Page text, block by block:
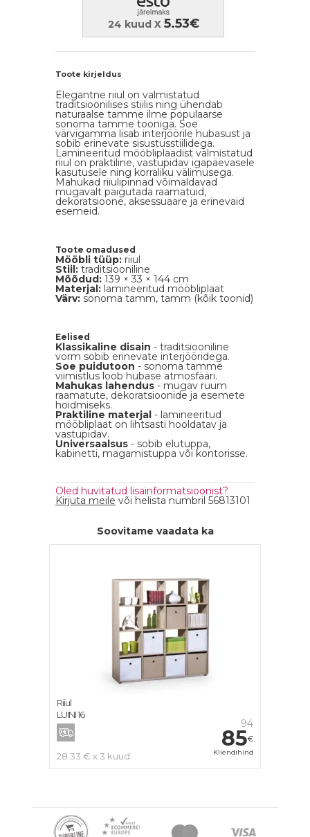
24 kuud X 5.53€
Toote kirjeldus
Elegantne riiul on valmistatud
traditsioonilises stiilis ning ühendab
naturaalse tamme ilme populaarse
sonoma tamme tooniga. Soe
värvigamma lisab interjöörile hubasust ja
sobib erinevate sisustusstiilidega.
Lamineeritud mööbliplaadist valmistatud
riiul on praktiline, vastupidav igapäevasele
kasutusele ning korraliku välimusega.
Mahukad riiulipinnad võimaldavad
mugavalt paigutada raamatuid,
dekoratsioone, aksessuaare ja erinevaid
esemeid.
Toote omadused
Mööbli tüüp: riiul
Stiil: traditsiooniline
Mõõdud: 139 × 33 × 144 cm
Materjal: lamineeritud mööbliplaat
Värv: sonoma tamm, tamm (kõik toonid)
Eelised
Klassikaline disain - traditsiooniline
vorm sobib erinevate interjööridega.
Soe puidutoon - sonoma tamme
viimistlus loob hubase atmosfääri.
Mahukas lahendus - mugav ruum
raamatute, dekoratsioonide ja esemete
hoidmiseks.
Praktiline materjal - lamineeritud
mööbliplaat on lihtsasti hooldatav ja
vastupidav.
Universaalsus - sobib elutuppa,
kabinetti, magamistuppa või kontorisse.
Oled huvitatud lisainformatsioonist?
Kirjuta meile või helista numbril 56813101
Soovitame vaadata ka
94
85€
Kliendihind
28.33 € x 3 kuud
Riiul
LUINI 16